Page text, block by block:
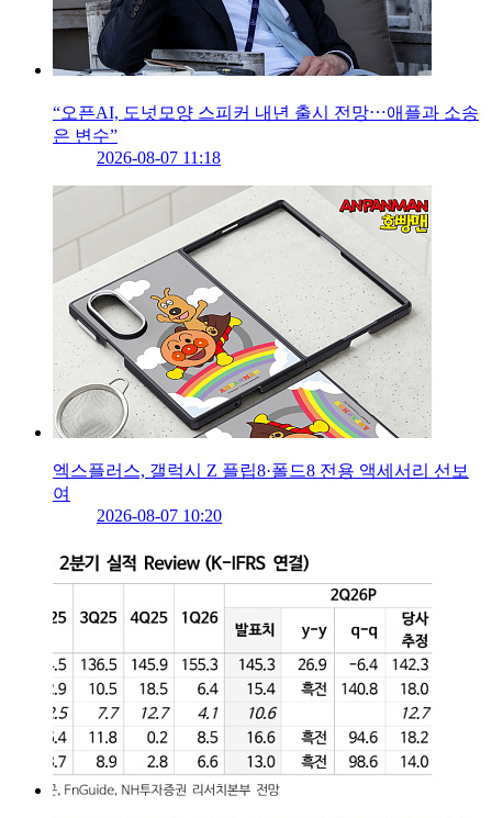
“오픈AI, 도넛모양 스피커 내년 출시 전망⋯애플과 소송
은 변수”
2026-08-07 11:18
엑스플러스, 갤럭시 Z 플립8·폴드8 전용 액세서리 선보
여
2026-08-07 10:20